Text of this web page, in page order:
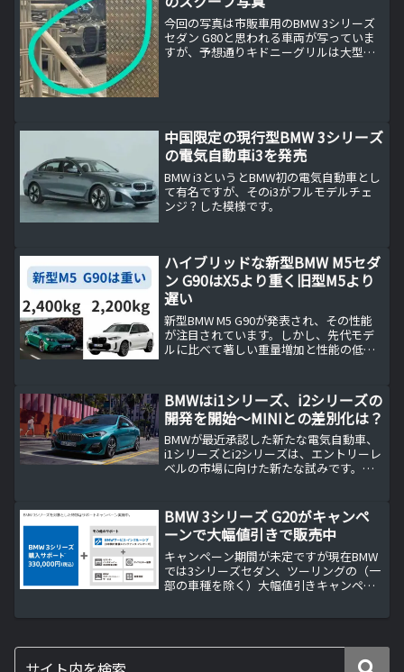
今回の写真は市販車用のBMW 3シリーズ
セダン G80と思われる車両が写っていま
すが、予想通りキドニーグリルは大型化
中国限定の現行型BMW 3シリーズ
の電気自動車i3を発売
BMW i3というとBMW初の電気自動車とし
て有名ですが、そのi3がフルモデルチェ
ンジ？した模様です。
ハイブリッドな新型BMW M5セダ
ン G90はX5より重く旧型M5より
遅い
新型BMW M5 G90が発表され、その性能
が注目されています。しかし、先代モデ
ルに比べて著しい重量増加と性能の低下
車両重量が増加し、加速性能が若干低下
したことが主な要...
BMWはi1シリーズ、i2シリーズの
開発を開始～MINIとの差別化は？
BMWが最近承認した新たな電気自動車、
i1シリーズとi2シリーズは、エントリーレ
ベルの市場に向けた新たな試みです。こ
れています。MINIとの差別化は、デザイ
ンやテクノロ...
BMW 3シリーズ G20がキャンペ
ーンで大幅値引きで販売中
キャンペーン期間が未定ですが現在BMW
では3シリーズセダン、ツーリングの（一
部の車種を除く）大幅値引きキャンペー